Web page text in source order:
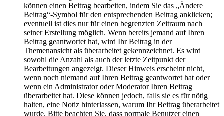
können einen Beitrag bearbeiten, indem Sie das „Ändere
Beitrag“-Symbol für den entsprechenden Beitrag anklicken;
eventuell ist dies nur für einen begrenzten Zeitraum nach
seiner Erstellung möglich. Wenn bereits jemand auf Ihren
Beitrag geantwortet hat, wird Ihr Beitrag in der
Themenansicht als überarbeitet gekennzeichnet. Es wird
sowohl die Anzahl als auch der letzte Zeitpunkt der
Bearbeitungen angezeigt. Dieser Hinweis erscheint nicht,
wenn noch niemand auf Ihren Beitrag geantwortet hat oder
wenn ein Administrator oder Moderator Ihren Beitrag
überarbeitet hat. Diese können jedoch, falls sie es für nötig
halten, eine Notiz hinterlassen, warum Ihr Beitrag überarbeitet
wurde. Bitte beachten Sie, dass normale Benutzer einen